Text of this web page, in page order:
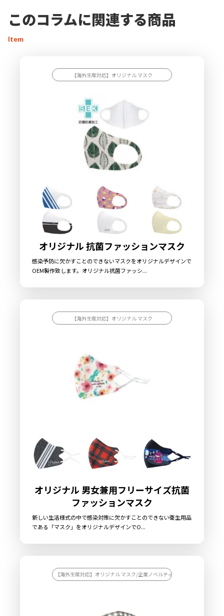
このコラムに関連する商品
Item
【海外生産対応】オリジナル マスク
オリジナル 抗菌ファッションマスク
感染予防に欠かすことのできないマスクをオリジナルデザインで
OEM製作致します。オリジナル抗菌ファッシ...
【海外生産対応】オリジナル マスク
オリジナル 男女兼用フリーサイズ抗菌
ファッションマスク
新しい生活様式の中で感染対策に欠かすことのできない衛生用品
である「マスク」をオリジナルデザインでO...
【海外生産対応】オリジナル マスク/企業ノベルティを作りたい